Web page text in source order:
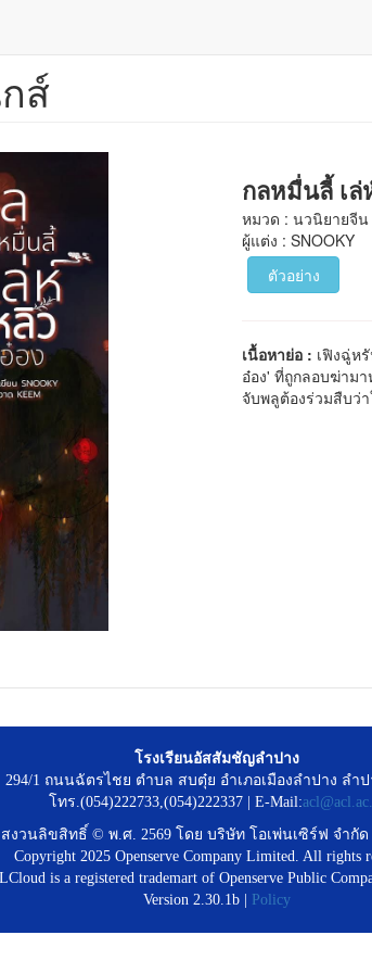
ส์
กลหมื่นลี้ เล่
หมวด : นวนิยายจีน
ผู้แต่ง : SNOOKY
ตัวอย่าง
เนื้อหาย่อ : เฟิงฉู่ห
อ๋อง' ที่ถูกลอบฆ่าม
จับพลูต้องร่วมสืบว่
โรงเรียนอัสสัมชัญลำปาง
294/1 ถนนฉัตรไชย ตำบล สบตุ๋ย อำเภอเมืองลำปาง ลำป
โทร.(054)222733,(054)222337 | E-Mail:
สงวนลิขสิทธิ์ © พ.ศ. 2569 โดย บริษัท โอเพ่นเซิร์ฟ จำกั
Copyright 2025 Openserve Company Limited. All rights
is a registered trademart of Openserve Public
Version 2.30.1b | Policy